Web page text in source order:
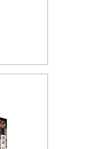
你走一
○一一
「慢下